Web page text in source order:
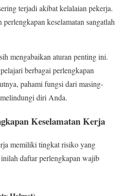
terjadi akibat kelalaian pekerja.
keselamatan sangatlah
mengabaikan aturan penting ini.
berbagai perlengkapan
pahami fungsi dari masing-
diri Anda.
Keselamatan Kerja
memiliki tingkat risiko yang
daftar perlengkapan wajib